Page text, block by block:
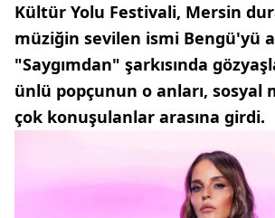
Kültür Yolu Festivali, Mersin
müziğin sevilen ismi Bengü'yü
"Saygımdan" şarkısında
ünlü popçunun o anları, sosyal
çok konuşulanlar arasına girdi.